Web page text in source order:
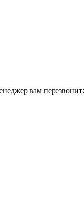
вам перезвонит: